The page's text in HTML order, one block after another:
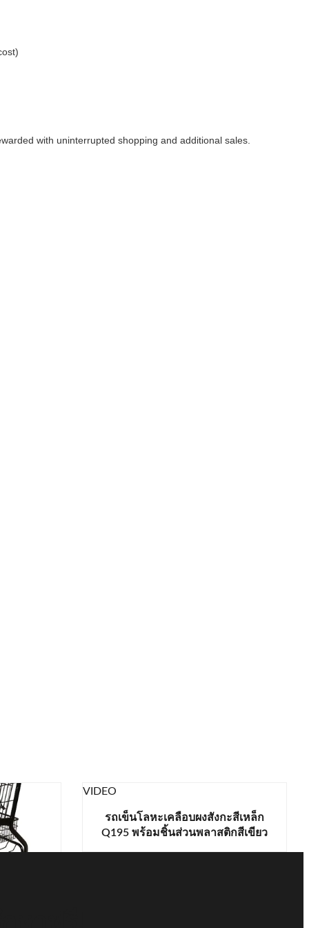
with uninterrupted shopping and additional sales.
VIDEO
รถเข็นโลหะเคลือบผงสังกะสีเหล็ก
Q195 พร้อมชิ้นส่วนพลาสติกสีเขียว